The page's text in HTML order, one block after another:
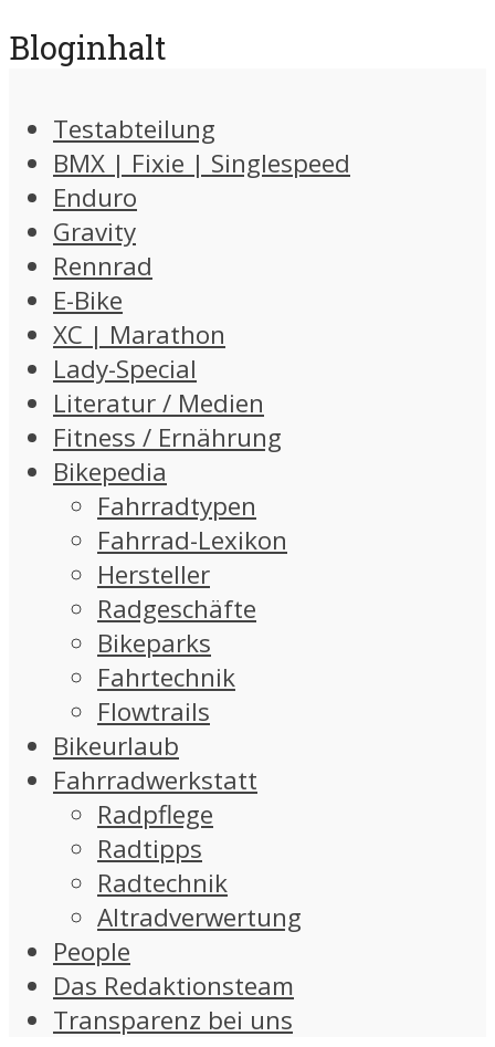
Bloginhalt
Testabteilung
BMX | Fixie | Singlespeed
Enduro
Gravity
Rennrad
E-Bike
XC | Marathon
Lady-Special
Literatur / Medien
Fitness / Ernährung
Bikepedia
Fahrradtypen
Fahrrad-Lexikon
Hersteller
Radgeschäfte
Bikeparks
Fahrtechnik
Flowtrails
Bikeurlaub
Fahrradwerkstatt
Radpflege
Radtipps
Radtechnik
Altradverwertung
People
Das Redaktionsteam
Transparenz bei uns